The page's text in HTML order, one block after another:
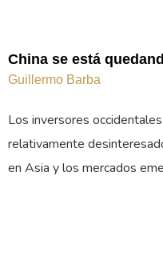
China se está
Guillermo Barba
Los inversores
relativamente
en Asia y los mercados